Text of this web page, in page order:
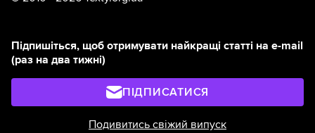
Підпишіться, щоб отримувати найкращі статті на e-mail
(раз на два тижні)
ПІДПИСАТИСЯ
Подивитись свіжий випуск